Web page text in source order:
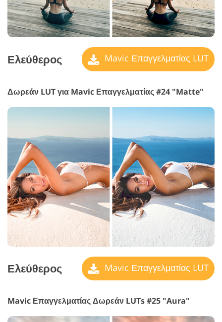
Ελεύθερος Mavic Επαγγελματίας LUT
Δωρεάν LUT για Mavic Επαγγελματίας #24 "Matte"
Ελεύθερος Mavic Επαγγελματίας LUT
Mavic Επαγγελματίας Δωρεάν LUTs #25 "Aura"